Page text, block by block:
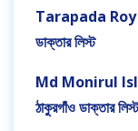
Tarapada Roy
ডাক্তার লিস্ট
Md Monirul
ঠাকুরগাঁও ডাক্তার লিস্ট